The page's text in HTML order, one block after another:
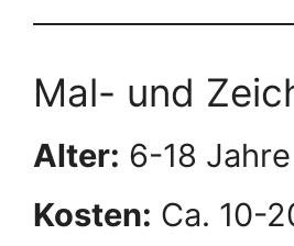
Mal- und
Alter: 6-18 Jahre
Kosten: Ca. 10-